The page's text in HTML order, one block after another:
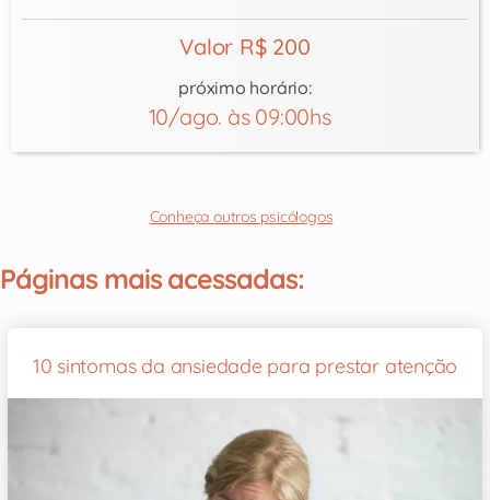
Valor R$ 200
próximo horário:
10/ago. às 09:00hs
Conheça outros psicólogos
Páginas mais acessadas:
10 sintomas da ansiedade para prestar atenção